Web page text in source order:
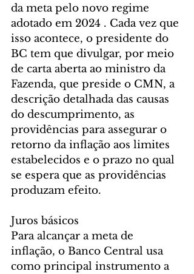
da meta pelo novo regime
adotado em 2024 . Cada vez que
isso acontece, o presidente do
BC tem que divulgar, por meio
de carta aberta ao ministro da
Fazenda, que preside o CMN, a
descrição detalhada das causas
do descumprimento, as
providências para assegurar o
retorno da inflação aos limites
estabelecidos e o prazo no qual
se espera que as providências
produzam efeito.
Juros básicos
Para alcançar a meta de
inflação, o Banco Central usa
como principal instrumento a